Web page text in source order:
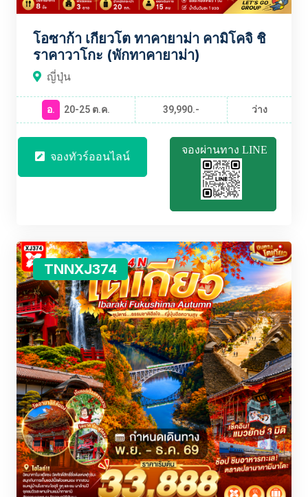
โอซาก้า เกียวโต ทาคายาม่า คามิโคจิ ชิ
ราคาวาโกะ (พักทาคายาม่า)
ญี่ปุ่น
อ. 20-25 ต.ค. 39,990.- ว่าง
จองทัวร์ออนไลน์ จองผ่านทาง LINE
TNNXJ374